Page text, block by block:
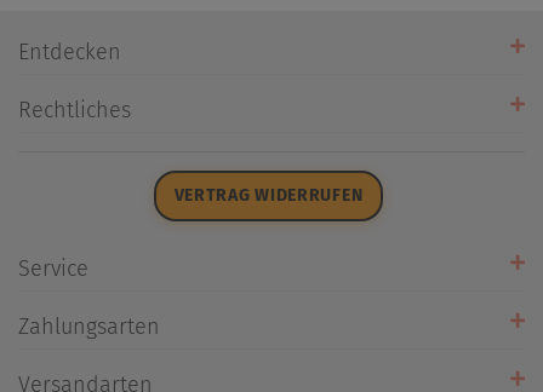
Entdecken
Öffnungszeiten
Rechtliches
VERTRAG WIDERRUFEN
Service
Rückrufservice
Umtausch/Rücksendung
Zahlungsarten
Versandarten